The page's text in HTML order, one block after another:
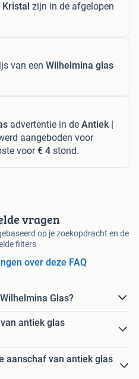
Kristal zijn in de afgelopen
van een Wilhelmina glas
advertentie in de Antiek |
aangeboden voor
voor€ 4 stond.
vragen
op je zoekopdracht en de
filters
over deze FAQ
Glas?
antiek glas
aanschaf van antiek glas